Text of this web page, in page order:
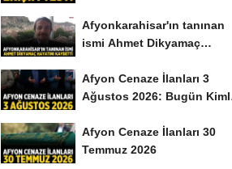
Afyonkarahisar'ın tanınan
ismi Ahmet Dikyamaç
Afyon Cenaze İlanları 3
Ağustos 2026: Bugün
Afyon Cenaze İlanları 30
Temmuz 2026